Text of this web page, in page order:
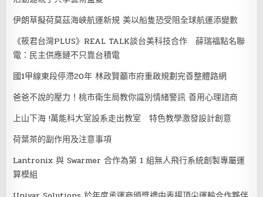
伊朗草擬荷莫茲海峽航運新規 美以船隻恐受阻全球航運添變數
《筱君台灣PLUS》REAL TALK談台美科技合作 薛瑞福點名聯
電：民主供應鏈不只靠台積電
國1甲線東段停滯20年 林政賢籲市府重啟規劃完善整體路網
爸爸不說的壓力！桃市衛生局教你識別情緒警訊 善用心理諮商
上山下海 !萬能科大室設系走出教室 特色教學激發設計創意
荷葉茶的副作用及注意事項
Lantronix 與 Swarmer 合作為第 1 組無人飛行系統創製專屬運
算模組